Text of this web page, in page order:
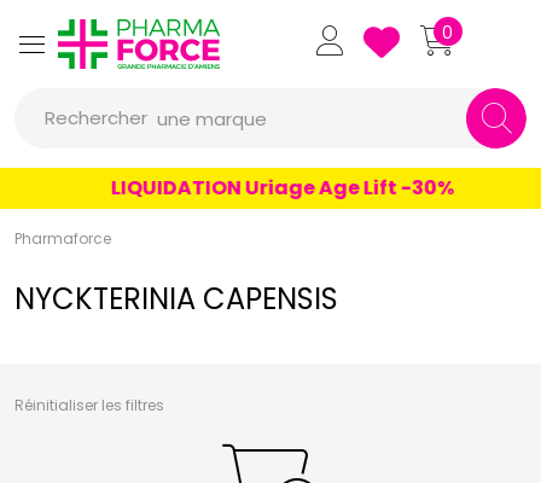
Pharmaforce Grande Pharmacie
0
Rechercher
un conseil
un produit
une marque
LIQUIDATION Uriage Age Lift -30%
Pharmaforce
NYCKTERINIA CAPENSIS
Réinitialiser les filtres